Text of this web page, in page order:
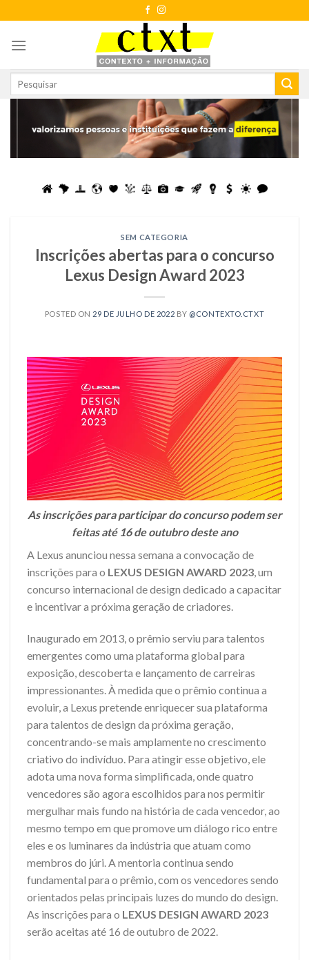
to
content
SEM CATEGORIA
Inscrições abertas para o concurso
Lexus Design Award 2023
POSTED ON 29 DE JULHO DE 2022 BY @CONTEXTO.CTXT
As inscrições para participar do concurso podem ser
feitas até 16 de outubro deste ano
A Lexus anunciou nessa semana a convocação de
inscrições para o LEXUS DESIGN AWARD 2023, um
concurso internacional de design dedicado a capacitar
e incentivar a próxima geração de criadores.
Inaugurado em 2013, o prêmio serviu para talentos
emergentes como uma plataforma global para
exposição, descoberta e lançamento de carreiras
impressionantes. À medida que o prêmio continua a
evoluir, a Lexus pretende enriquecer sua plataforma
para talentos de design da próxima geração,
concentrando-se mais amplamente no crescimento
criativo do indivíduo. Para atingir esse objetivo, ele
adota uma nova forma simplificada, onde quatro
vencedores são agora escolhidos para nos permitir
mergulhar mais fundo na história de cada vencedor, ao
mesmo tempo em que promove um diálogo rico entre
eles e os luminares da indústria que atuam como
membros do júri. A mentoria continua sendo
fundamental para o prêmio, com os vencedores sendo
orientados pelas principais luzes do mundo do design.
As inscrições para o LEXUS DESIGN AWARD 2023
serão aceitas até 16 de outubro de 2022.